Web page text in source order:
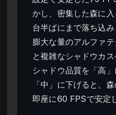
かし、密集した森に
台半ばにまで落ち込み
膨大な量のアルファテ
と複雑なシャドウカス
シャドウ品質を「高
「中」に下げると、
即座に60 FPSで安定